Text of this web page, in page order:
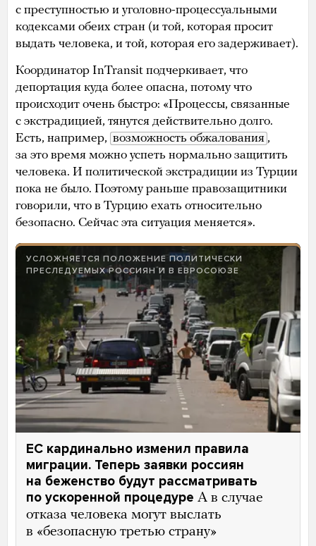
с преступностью и уголовно-процессуальными
кодексами обеих стран (и той, которая просит
выдать человека, и той, которая его задерживает).
Координатор InTransit подчеркивает, что
депортация куда более опасна, потому что
происходит очень быстро: «Процессы, связанные
с экстрадицией, тянутся действительно долго.
Есть, например, возможность обжалования ,
за это время можно успеть нормально защитить
человека. И политической экстрадиции из Турции
пока не было. Поэтому раньше правозащитники
говорили, что в Турцию ехать относительно
безопасно. Сейчас эта ситуация меняется».
УСЛОЖНЯЕТСЯ ПОЛОЖЕНИЕ ПОЛИТИЧЕСКИ
ПРЕСЛЕДУЕМЫХ РОССИЯН И В ЕВРОСОЮЗЕ
ЕС кардинально изменил правила
миграции. Теперь заявки россиян
на беженство будут рассматривать
по ускоренной процедуре А в случае
отказа человека могут выслать
в «безопасную третью страну»